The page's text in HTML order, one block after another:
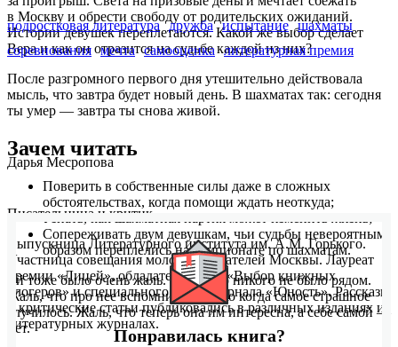
в Москву и обрести свободу от родительских ожиданий.
Истории девушек переплетаются. Какой же выбор сделает
Вера и как он отразится на судьбе каждой из них?
После разгромного первого дня утешительно действовала
мысль, что завтра будет новый день. В шахматах так: сегодня
ты умер — завтра ты снова живой.
Зачем читать
Поверить в собственные силы даже в сложных
обстоятельствах, когда помощи ждать неоткуда;
Узнать, как шахматная партия может изменить жизнь;
Сопереживать двум девушкам, чьи судьбы невероятным
образом переплелись на чемпионате по шахматам.
Ей тоже было очень жаль. Жаль, что никого не было рядом.
Жаль, что про нее вспомнили, только когда самое страшное
случилось. Жаль, что теперь она им интересна, а себе самой —
нет.
подростковая литература дружба испытание шахматы
соревнования мечта самооценка литературная премия
Дарья Месропова
Писательница и критик.
Выпускница Литературного института им. А.М. Горького.
Участница совещания молодых писателей Москвы. Лауреат
премии «Лицей», обладатель приза «Выбор книжных
блогеров» и специального приза журнала «Юность». Рассказы
и критические статьи публиковались в различных изданиях и
литературных журналах.
Понравилась книга?